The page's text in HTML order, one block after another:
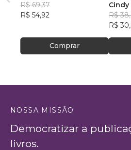
R$ 69,37
R$ 54,92
Comprar
Lugar
R$
R$
NOSSA MISSÃO
Democratizar a
livros.